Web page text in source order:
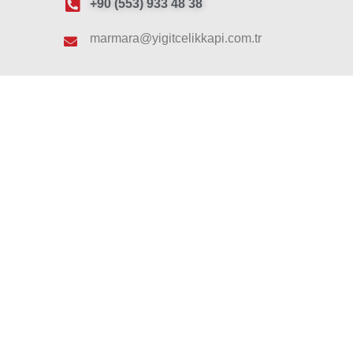
+90 (553) 933 48 38
marmara@yigitcelikkapi.com.tr